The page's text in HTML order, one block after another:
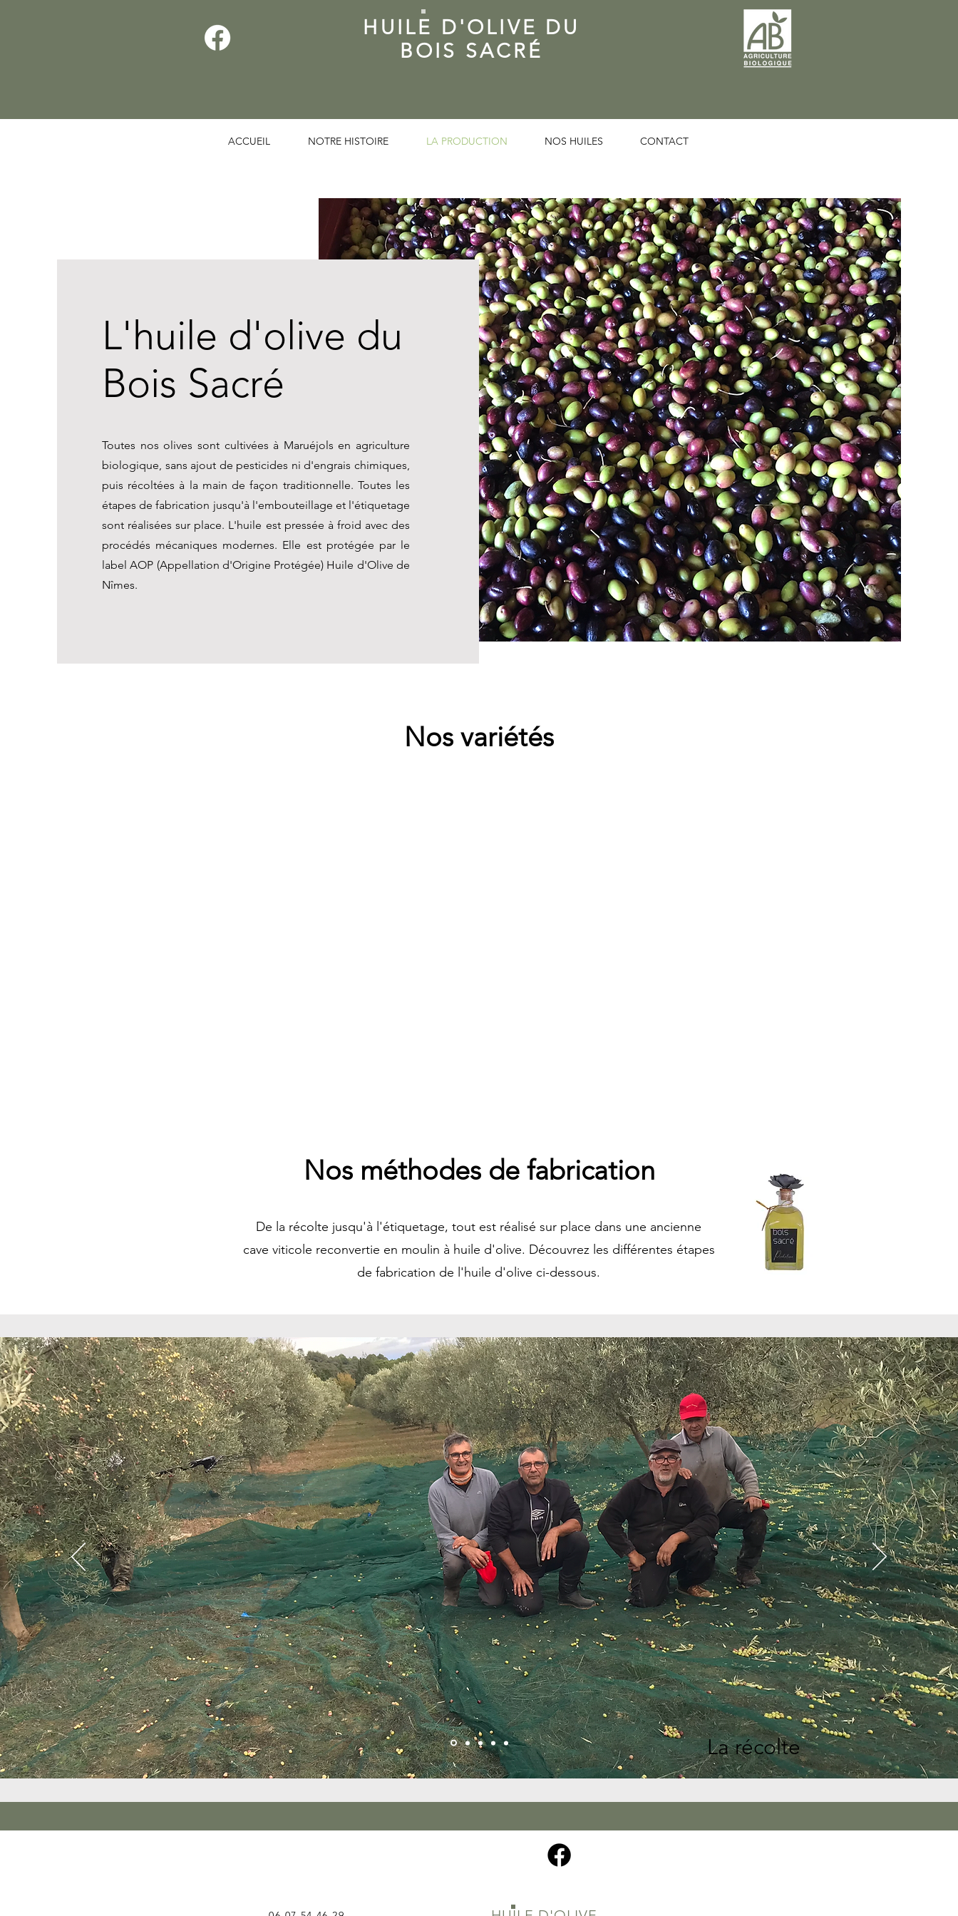
HUILE D'OLIVE DU
BOIS SACRÉ
ACCUEIL NOTRE HISTOIRE LA PRODUCTION NOS HUILES CONTACT
L'huile d'olive du
Bois Sacré
Toutes nos olives sont cultivées à Maruéjols en agriculture
biologique, sans ajout de pesticides ni d'engrais chimiques,
puis récoltées à la main de façon traditionnelle. Toutes les
étapes de fabrication jusqu'à l'embouteillage et l'étiquetage
sont réalisées sur place. L'huile est pressée à froid avec des
procédés mécaniques modernes. Elle est protégée par le
label AOP (Appellation d'Origine Protégée) Huile d'Olive de
Nîmes.
Nos variétés
Nos méthodes de fabrication
De la récolte jusqu'à l'étiquetage, tout est réalisé sur place dans une ancienne
cave viticole reconvertie en moulin à huile d'olive. Découvrez les différentes étapes
de fabrication de l'huile d'olive ci-dessous.
La récolte